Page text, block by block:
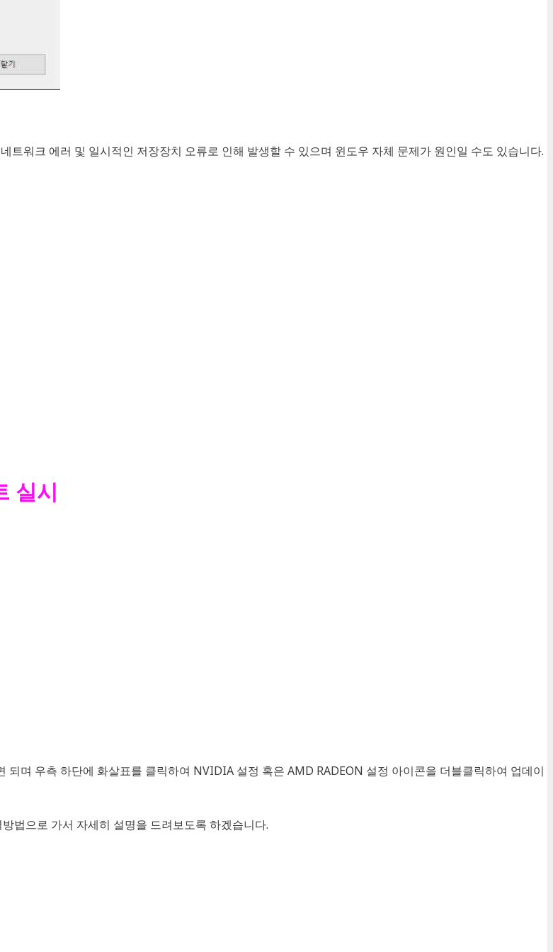
워크 에러 및 일시적인 저장장치 오류로 인해 발생할 수 있으며 윈도우 자체 문제가 원인일 수도 있습니다.
실시
며 우측 하단에 화살표를 클릭하여 NVIDIA 설정 혹은 AMD RADEON 설정 아이콘을 더블클릭하여 업데이
법으로 가서 자세히 설명을 드려보도록 하겠습니다.